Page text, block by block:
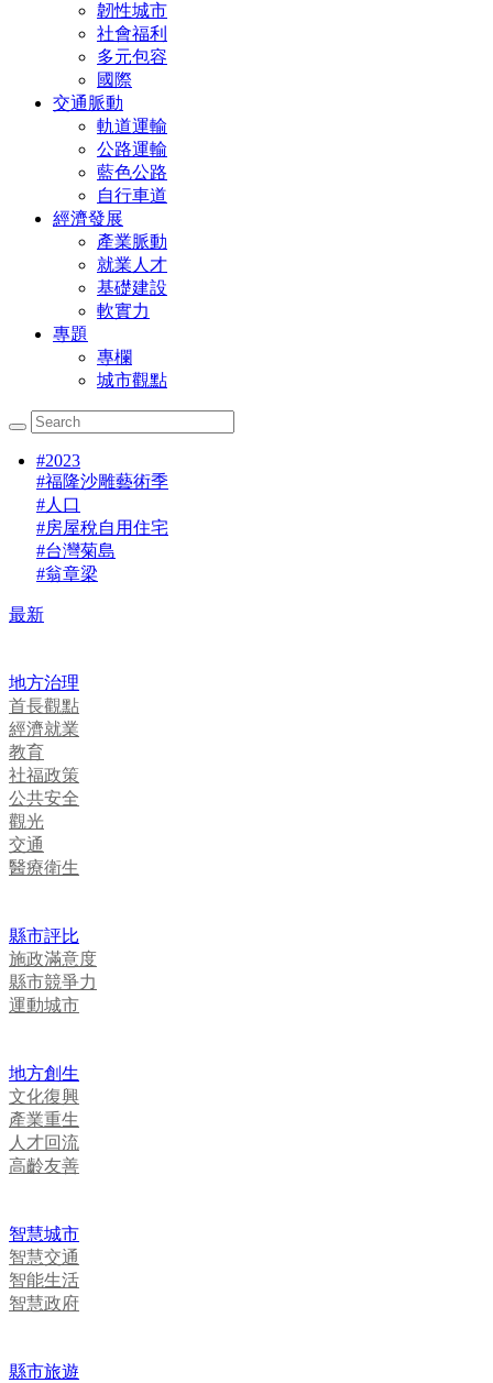
韌性城市
社會福利
多元包容
國際
交通脈動
軌道運輸
公路運輸
藍色公路
自行車道
經濟發展
產業脈動
就業人才
基礎建設
軟實力
專題
專欄
城市觀點
#2023
#福隆沙雕藝術季
#人口
#房屋稅自用住宅
#台灣菊島
#翁章梁
最新
地方治理
首長觀點
經濟就業
教育
社福政策
公共安全
觀光
交通
醫療衛生
縣市評比
施政滿意度
縣市競爭力
運動城市
地方創生
文化復興
產業重生
人才回流
高齡友善
智慧城市
智慧交通
智能生活
智慧政府
縣市旅遊